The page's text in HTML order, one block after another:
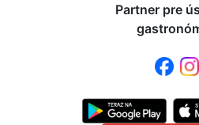
Partner pre